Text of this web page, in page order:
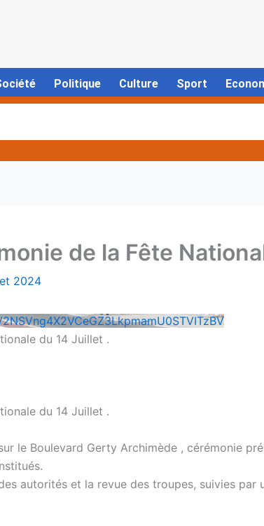
Politique Culture Sport
de la Fête
2024
du 14 Juillet .
du 14 Juillet .
le Boulevard Gerty Archimède , cérémonie
autorités et la revue des troupes, suivies par